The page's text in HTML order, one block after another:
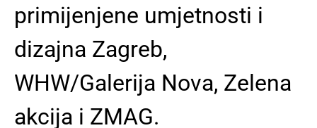
primijenjene umjetnosti i
dizajna Zagreb,
WHW/Galerija Nova, Zelena
akcija i ZMAG.